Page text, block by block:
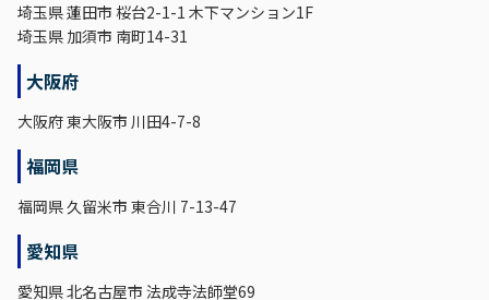
埼玉県 蓮田市 桜台2-1-1 木下マンション1F
埼玉県 加須市 南町14-31
大阪府
大阪府 東大阪市 川田4-7-8
福岡県
福岡県 久留米市 東合川 7-13-47
愛知県
愛知県 北名古屋市 法成寺法師堂69